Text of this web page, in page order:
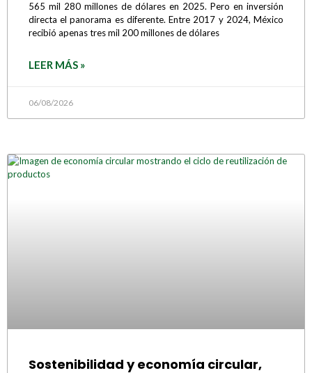
565 mil 280 millones de dólares en 2025. Pero en inversión
directa el panorama es diferente. Entre 2017 y 2024, México
recibió apenas tres mil 200 millones de dólares
LEER MÁS »
06/08/2026
Sostenibilidad y economía circular,